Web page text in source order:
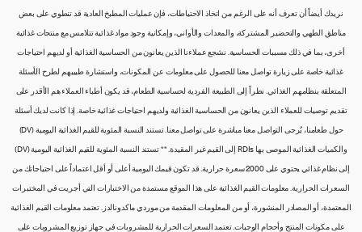
نريدك أيضاً أن تعرف أنه على الرغم من اتخاذ الاحتياطات، فإن عمليات المطبخ العادية قد تنطوي على بعض
مناطق الطهي والتحضير المشتركة، والمعدات والأواني، وإمكانية وجود مواد غذائية تتلامس مع منتجات غذائية
أخرى، بما في ذلك مسببات الحساسية. نشجع عملاءنا الذين يعانون من الحساسية الغذائية أو لديهم احتياجات
غذائية خاصة على زيارة تواصل معنا للحصول على معلومات عن المكونات، واستشارة طبيبهم لطرح الأسئلة
المتعلقة بنظامهم الغذائي. نظراً إلى الطبيعة الفردية لحساسية الطعام، قد يكون أطباء العملاء هم الأقدر على
تقديم توصيات للعملاء الذين يعانون من الحساسية الغذائية ولديهم احتياجات غذائية خاصة. إذا كانت لديك أسئلة
حول طعامنا، يُرجى التواصل معنا مباشرة على تواصل معنا. تستند النسبة المئوية للقيم الغذائية اليومية (DV)
والكميات الغذائية الموصى بها RDIs إلى القيم غير المقيدة. ** تستند النسبة المئوية للقيم الغذائية اليومية (DV)
إلى نظام غذائي يحتوي على 2000 سعرة حرارية. قد تكون قيمك اليومية أعلى أو أقل اعتماداً على احتياجاتك من
السعرات الحرارية. معلومات القيم الغذائية على هذا الموقع مستمدة من الاختبارات التي أجريت في المختبرات
المعتمدة، أو المصادر المنشورة، أو من المعلومات المقدمة من موردي ماكدونالدز. تعتمد معلومات القيم الغذائية
على مكونات المنتج وأحجام الوجبات. تعتمد السعرات الحرارية للمشروبات في جهاز توزيع المشروبات على